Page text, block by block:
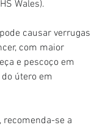
Wales).
causar verrugas
com maior
e pescoço em
útero em
recomenda-se a